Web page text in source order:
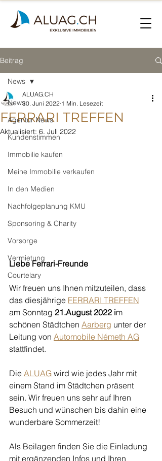
Beitrag
News
Agentur News
Kundenstimmen
Immobilie kaufen
Meine Immobilie verkaufen
In den Medien
Nachfolgeplanung KMU
Sponsoring & Charity
Vorsorge
Vermietung
Courtelary
News
FERRARI TREFFEN
ALUAG.CH
30. Juni 2022 1 Min. Lesezeit
Aktualisiert: 6. Juli 2022
Liebe Ferrari-Freunde
Wir freuen uns Ihnen mitzuteilen, dass
das diesjährige FERRARI TREFFEN
am Sonntag 21.August 2022 im
schönen Städtchen Aarberg unter der
Leitung von Automobile Németh AG
stattfindet.
Die ALUAG wird wie jedes Jahr mit
einem Stand im Städtchen präsent
sein. Wir freuen uns sehr auf Ihren
Besuch und wünschen bis dahin eine
wunderbare Sommerzeit!
Als Beilagen finden Sie die Einladung
mit ergänzenden Infos und Ihren